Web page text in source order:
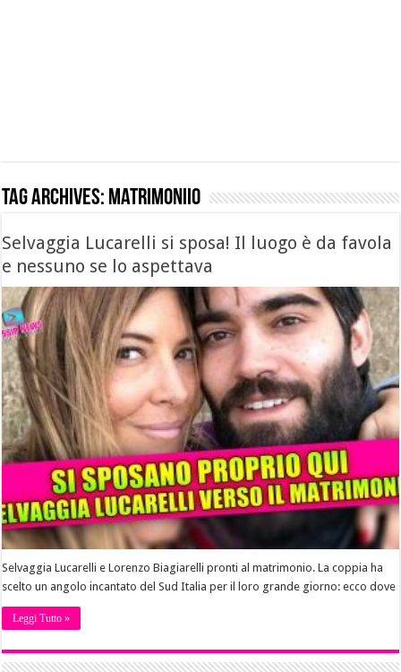
Tag Archives: matrimoniio
Selvaggia Lucarelli si sposa! Il luogo è da favola
e nessuno se lo aspettava
Selvaggia Lucarelli e Lorenzo Biagiarelli pronti al matrimonio. La coppia ha
scelto un angolo incantato del Sud Italia per il loro grande giorno: ecco dove
Leggi Tutto »